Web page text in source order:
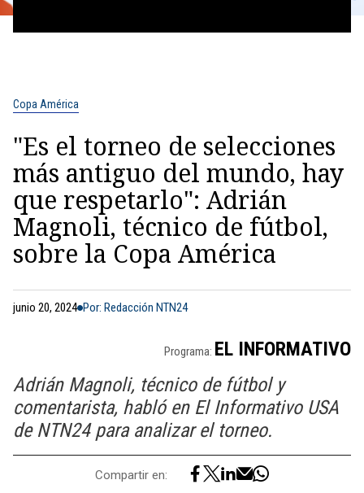
Copa América
"Es el torneo de selecciones
más antiguo del mundo, hay
que respetarlo": Adrián
Magnoli, técnico de fútbol,
sobre la Copa América
junio 20, 2024 Por: Redacción NTN24
Programa: EL INFORMATIVO
Adrián Magnoli, técnico de fútbol y
comentarista, habló en El Informativo USA
de NTN24 para analizar el torneo.
Compartir en: